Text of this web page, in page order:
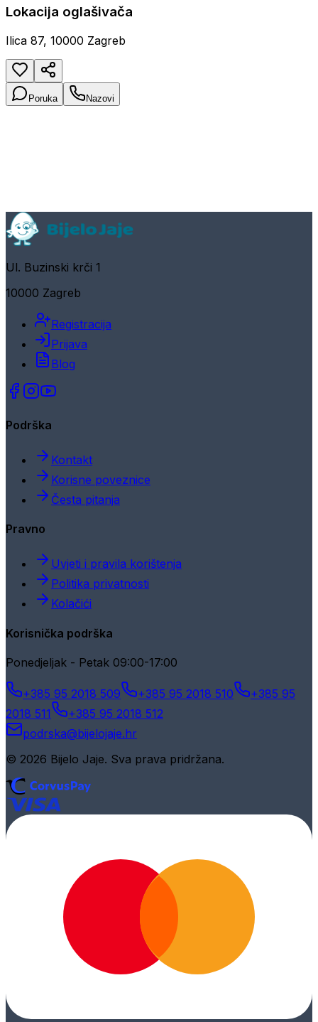
Lokacija oglašivača
Ilica 87, 10000 Zagreb
Poruka Nazovi
Ul. Buzinski krči 1
10000 Zagreb
Registracija
Prijava
Blog
Podrška
Kontakt
Korisne poveznice
Česta pitanja
Pravno
Uvjeti i pravila korištenja
Politika privatnosti
Kolačići
Korisnička podrška
Ponedjeljak - Petak 09:00-17:00
+385 95 2018 509 +385 95 2018 510
+385 95
2018 511
+385 95 2018 512
podrska@bijelojaje.hr
© 2026 Bijelo Jaje. Sva prava pridržana.